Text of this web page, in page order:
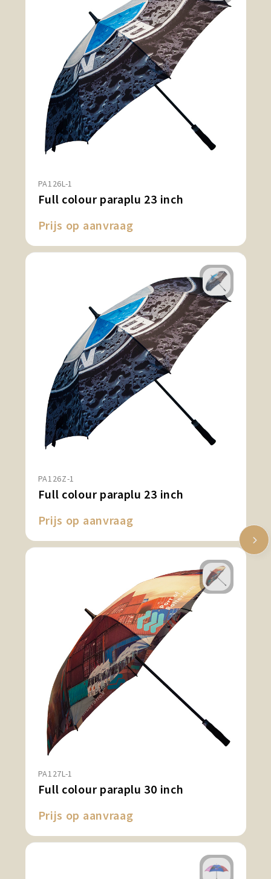
PA126L-1
Full colour paraplu 23 inch
Prijs op aanvraag
PA126Z-1
Full colour paraplu 23 inch
Prijs op aanvraag
PA127L-1
Full colour paraplu 30 inch
Prijs op aanvraag